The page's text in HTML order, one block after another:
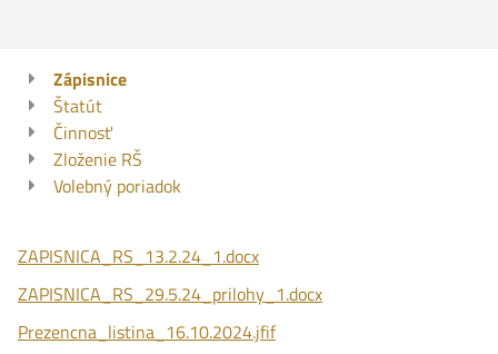
Rada
školy
Zápisnice
Štatút
Činnosť
Zloženie RŠ
Volebný poriadok
ZAPISNICA_RS_13.2.24_1.docx
ZAPISNICA_RS_29.5.24_prilohy_1.docx
Prezencna_listina_16.10.2024.jfif